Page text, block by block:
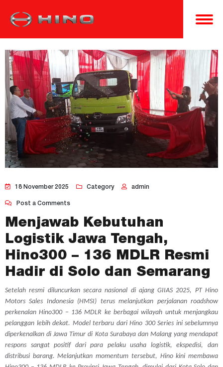
18 November 2025 Category admin
Post a Comments
Menjawab Kebutuhan
Logistik Jawa Tengah,
Hino300 – 136 MDLR Resmi
Hadir di Solo dan Semarang
Setelah resmi diluncurkan secara nasional di ajang GIIAS 2025, PT Hino
Motors Sales Indonesia (HMSI) terus melanjutkan perjalanan roadshow
perkenalan Hino300 – 136 MDLR ke berbagai wilayah untuk menjangkau
pelanggan lebih dekat. Model terbaru dari Hino 300 Series ini sebelumnya
diperkenalkan di Jawa Timur di Kota Surabaya dan Malang yang mendapat
respons sangat positif dari para pelaku usaha logistik, ekspedisi, dan
distribusi barang. Melanjutkan momentum tersebut, Hino kini membawa